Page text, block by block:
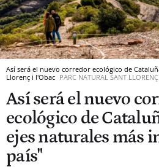
Así será el nuevo corredor ecológico de
Llorenç i l'Obac PARC NATURAL SANT
Así será el nuevo
ecológico de
ejes naturales más
país"